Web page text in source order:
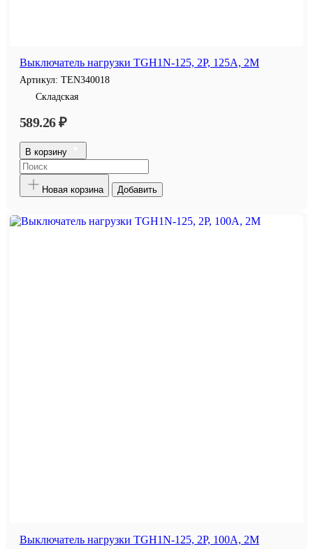
Выключатель нагрузки TGH1N-125, 2P, 125A, 2M
Артикул: TEN340018
Складская
589.26 ₽
В корзину
Новая корзина Добавить
Выключатель нагрузки TGH1N-125, 2P, 100A, 2M